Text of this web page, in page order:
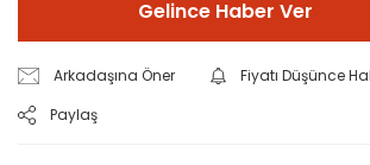
Gelince Haber Ver
Arkadaşına Öner
Fiyatı Düşünce
Paylaş